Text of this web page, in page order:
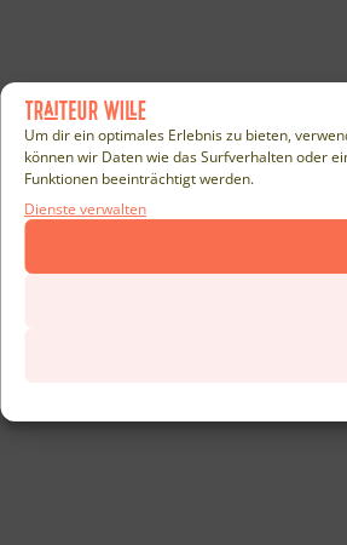
Um dir ein optimales Erlebnis zu bieten,
können wir Daten wie das Surfverhalten oder
Funktionen beeinträchtigt werden.
Dienste verwalten